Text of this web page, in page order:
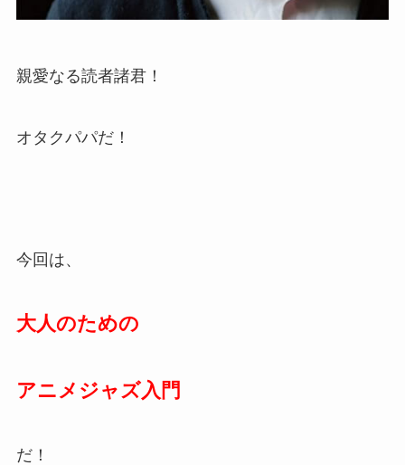
親愛なる読者諸君！
オタクパパだ！
今回は、
大人のための
アニメジャズ入門
だ！